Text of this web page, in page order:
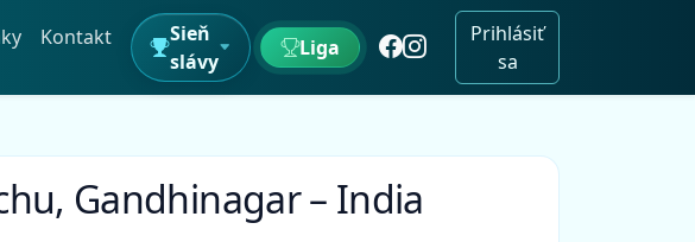
Kontakt
Sieň
slávy
Liga
Prihlásiť
sa
Gandhinagar – India